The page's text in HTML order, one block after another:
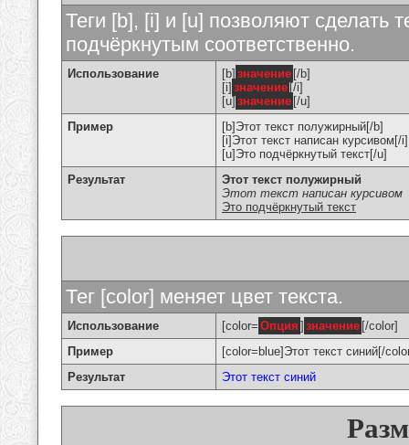
Теги [b], [i] и [u] позволяют сделать
подчёркнутым соответственно.
Использование [b] значение [/b]
[i] значение [/i]
[u] значение [/u]
Пример
[b]Этот текст полужирный[/b]
[i]Этот текст написан курсивом[/i]
[u]Это подчёркнутый текст[/u]
Результат
Этот текст полужирный
Этот текст написан курсивом
Это подчёркнутый текст
Тег [color] меняет цвет текста.
Использование [color= Опция ] значение [/color]
Пример
[color=blue]Этот текст синий[/
Результат
Этот текст синий